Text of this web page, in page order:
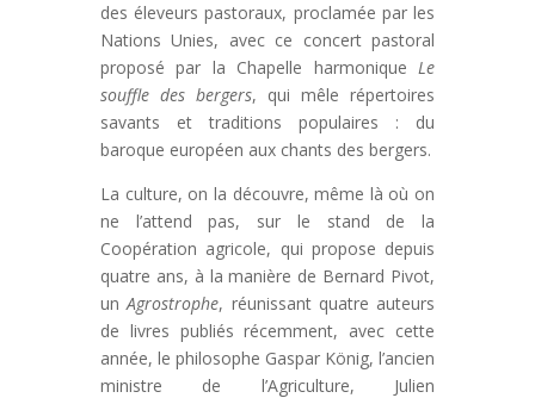
des éleveurs pastoraux, proclamée par les
Nations Unies, avec ce concert pastoral
proposé par la Chapelle harmonique Le
souffle des bergers, qui mêle répertoires
savants et traditions populaires : du
baroque européen aux chants des bergers.
La culture, on la découvre, même là où on
ne l’attend pas, sur le stand de la
Coopération agricole, qui propose depuis
quatre ans, à la manière de Bernard Pivot,
unAgrostrophe, réunissant quatre auteurs
de livres publiés récemment, avec cette
année, le philosophe Gaspar König, l’ancien
ministre de l’Agriculture, Julien